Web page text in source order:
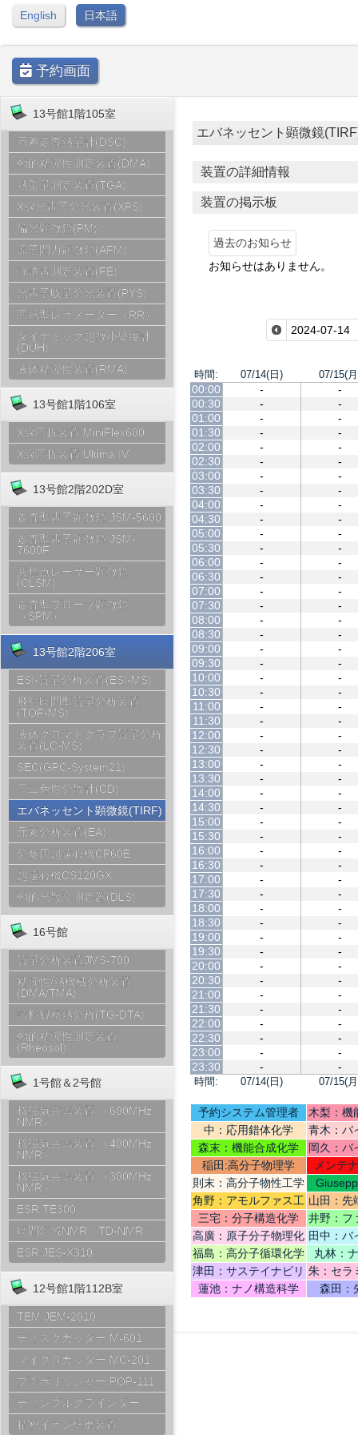
English 日本語
予約画面
13号館1階105室
示差走査熱量計(DSC)
動的粘弾性測定装置(DMA)
熱重量測定装置(TGA)
X線光電子分光装置(XPS)
偏光顕微鏡(PM)
原子間力顕微鏡(AFM)
強誘電測定装置(FE)
光電子収量分光装置(PYS)
回転型レオメーター（RR）
ダイナミック超微小硬度計
(DUH)
液体粘弾性装置(RMA)
13号館1階106室
X線回折装置 MiniFlex600
X線回折装置 Ultima IV
13号館2階202D室
走査型電子顕微鏡 JSM-5600
走査型電子顕微鏡 JSM-
7600F
共焦点レーザー顕微鏡
(CLSM)
走査型プローブ顕微鏡
（SPM）
13号館2階206室
ESI-質量分析装置(ESI-MS)
飛行時間型質量分析装置
(TOF-MS)
液体クロマトグラフ質量分析
装置(LC-MS)
SEC(GPC-System21)
円二色性分散計(CD)
エバネッセント顕微鏡(TIRF)
元素分析装置(EA)
分離用超遠心機CP60E
超遠心機CS120GX
動的光散乱測定器(DLS)
16号館
質量分析装置JMS-700
粘弾性/熱機械分析装置
(DMA/TMA)
試料観察熱分析(TG-DTA)
動的粘弾性測定装置
(Rheosol)
1号館＆2号館
核磁気共鳴装置 （600MHz
NMR）
核磁気共鳴装置 （400MHz
NMR）
核磁気共鳴装置 （300MHz
NMR）
ESR TE300
時間領域NMR（TD-NMR）
ESR JES-X310
12号館1階112B室
TEM JEM-2010
ディスクカッター M-601
マイクロカッター MC-201
プチポリッシャー POP-111
ディンプルグラインダー
精密イオン研磨装置
エバネッセント顕微鏡
装置の詳細情報
装置の掲示板
過去のお知らせ
お知らせはありません。
時間: 07/14(日) 07/15(
時間: 07/14(日) 07/15(
00:00 -
-
00:30
-
-
01:00
-
-
01:30
-
-
02:00
-
-
02:30
-
-
03:00
-
-
03:30
-
-
04:00
-
-
04:30
-
-
05:00
-
-
05:30
-
-
06:00
-
-
06:30
-
-
07:00
-
-
07:30
-
-
08:00
-
-
08:30
-
-
09:00
-
-
09:30
-
-
10:00
-
-
10:30
-
-
11:00
-
-
11:30
-
-
12:00
-
-
12:30
-
-
13:00
-
-
13:30
-
-
14:00
-
-
14:30
-
-
15:00
-
-
15:30
-
-
16:00
-
-
16:30
-
-
17:00
-
-
17:30
-
-
18:00
-
-
18:30
-
-
19:00
-
-
19:30
-
-
20:00
-
-
20:30
-
-
21:00
-
-
21:30
-
-
22:00
-
-
22:30
-
-
23:00
-
-
23:30
- -
予約システム管理者
木梨：機
中：応用錯体化学
青木：バ
テリ
森末：機能合成化学
岡久：バ
稲田:高分子物理学
メンテ
則末：高分子物性工学
角野：アモルファス工
学
山田：先
機
三宅：分子構造化学
井野：フ
高廣：原子分子物理化
学
田中：バ
福島：高分子循環化学
丸林：
津田：サステイナビリ
ティデザイン
朱：セラ
蓮池：ナノ構造科学
森田：